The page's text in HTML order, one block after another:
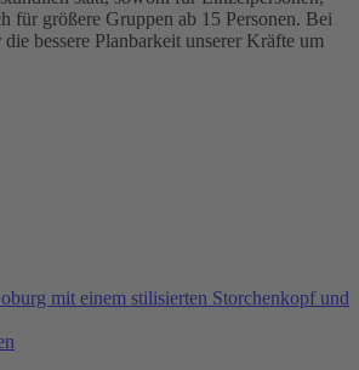
für größere Gruppen ab 15 Personen. Bei
bessere Planbarkeit unserer Kräfte um